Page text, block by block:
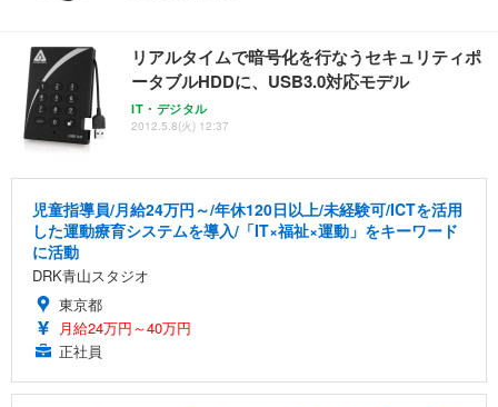
リアルタイムで暗号化を行なうセキュリティポ
ータブルHDDに、USB3.0対応モデル
IT・デジタル
2012.5.8(火) 12:37
児童指導員/月給24万円～/年休120日以上/未経験可/ICTを活用
した運動療育システムを導入/「IT×福祉×運動」をキーワード
に活動
DRK青山スタジオ
東京都
月給24万円～40万円
正社員